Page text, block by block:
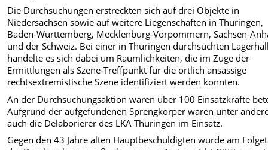
Die Durchsuchungen erstreckten sich auf drei Objekte in
Niedersachsen sowie auf weitere Liegenschaften in Thüringen,
Baden-Württemberg, Mecklenburg-Vorpommern, Sachsen-
und der Schweiz. Bei einer in Thüringen durchsuchten
handelte es sich dabei um Räumlichkeiten, die im Zuge der
Ermittlungen als Szene-Treffpunkt für die örtlich ansässige
rechtsextremistische Szene identifiziert werden konnten.
An der Durchsuchungsaktion waren über 100 Einsatzkräfte
Aufgrund der aufgefundenen Sprengkörper waren unter
auch die Delaborierer des LKA Thüringen im Einsatz.
Gegen den 43 Jahre alten Hauptbeschuldigten wurde am